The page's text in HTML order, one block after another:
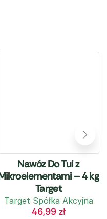
Nawóz Do Tui z
– 4 kg
Target
Target Spółka Akcyjna
46,99 zł